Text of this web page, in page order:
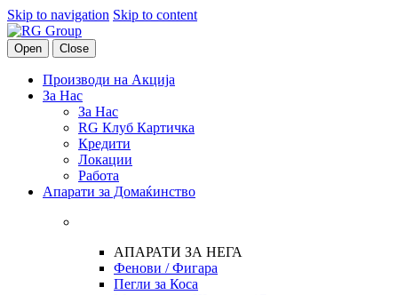
Skip to navigation Skip to content
Open Close
Производи на Акција
За Нас
За Нас
RG Клуб Картичка
Кредити
Локации
Работа
Апарати за Домаќинство
АПАРАТИ ЗА НЕГА
Фенови / Фигара
Пегли за Коса